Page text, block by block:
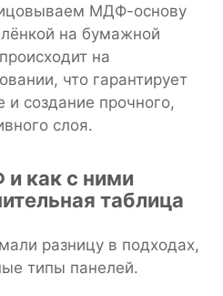
МДФ-основу
на бумажной
на
что гарантирует
и создание прочного,
слоя.
как с ними
таблица
разницу в подходах,
типы панелей.